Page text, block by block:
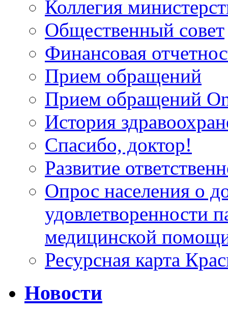
Коллегия
Общественный совет
Финансовая
Прием обращений
Прием обращений
История
Спасибо, доктор!
Развитие
Опрос населения о
удовлетворенности
медицинской
Ресурсная карта
Новости